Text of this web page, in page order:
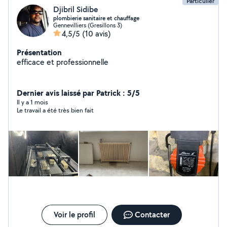
Djibril Sidibe
plombierie sanitaire et chauffage
Gennevilliers (Gresillons 3)
4,5/5 (10 avis)
Présentation
efficace et professionnelle
Dernier avis laissé par Patrick : 5/5
Il y a 1 mois
Le travail a été très bien fait
Voir le profil Contacter